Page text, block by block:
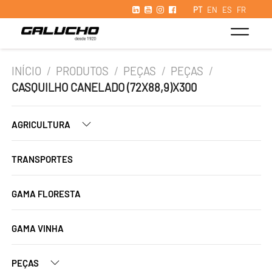
PT EN ES FR
INÍCIO / PRODUTOS / PEÇAS / PEÇAS /
CASQUILHO CANELADO (72X88,9)X300
AGRICULTURA
TRANSPORTES
GAMA FLORESTA
GAMA VINHA
PEÇAS